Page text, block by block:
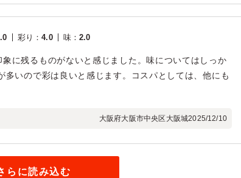
彩り ：4.0 味：2.0
に残るものがないと感じました。味についてはしっか
多いので彩は良いと感じます。コスパとしては、他にも
大阪府大阪市中央区大阪城2025/12/10
らに読み込む